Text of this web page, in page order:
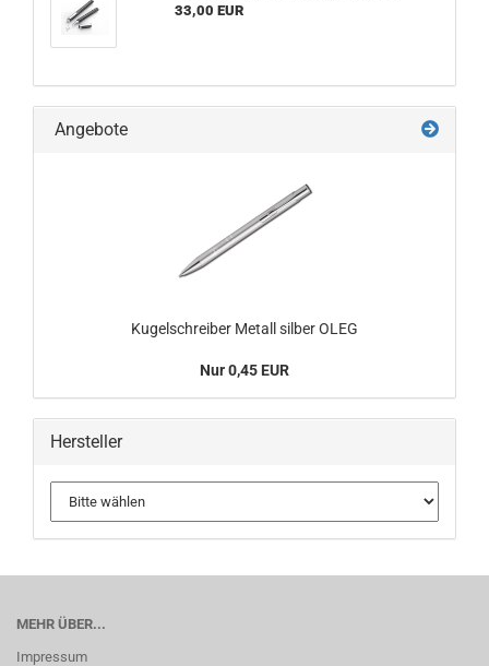
33,00 EUR
Angebote
Kugelschreiber Metall silber OLEG
Nur 0,45 EUR
Hersteller
MEHR ÜBER...
Impressum